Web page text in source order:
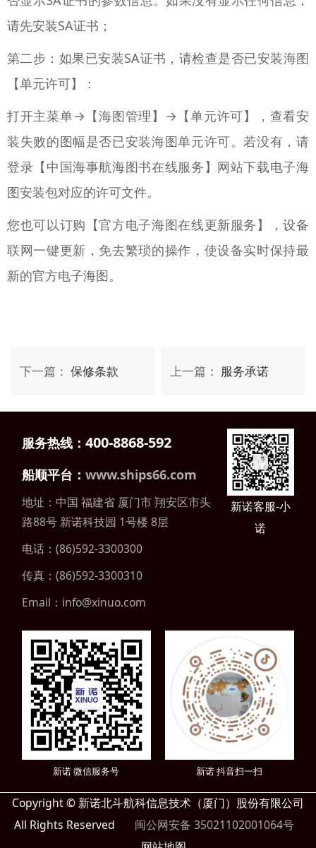
请先安装SA证书；
第二步：如果已安装SA证书，请检查是否已安装海图
【单元许可】：
打开主菜单→【海图管理】→【单元许可】，查看安
装失败的图幅是否已安装海图单元许可。若没有，请
登录【中国海事航海图书在线服务】网站下载电子海
图安装包对应的许可文件。
您也可以订购【官方电子海图在线更新服务】，设备
联网一键更新，免去繁琐的操作，使设备实时保持最
新的官方电子海图。
上一篇： 服务承诺
下一篇：保修条款
服务热线： 400-8868-592
船顺平台： www.ships66.com
地址：中国 福建省 厦门市 翔安区市头
路88号 新诺科技园 1号楼 8层
电话：(86)592-3300300
传真：(86)592-3300310
Email：info@xinuo.com
新诺客服-小
诺
新诺 微信服务号 新诺 抖音扫一扫
Copyright © 新诺北斗航科信息技术（厦门）股份有限公司
All Rights Reserved
闽公网安备 35021102001064号